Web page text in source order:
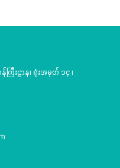
ကြီးဌာန၊ ရုံးအမှတ် ၁၄ ၊